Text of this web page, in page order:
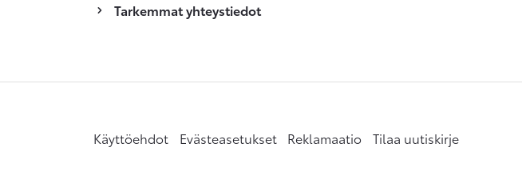
Tarkemmat yhteystiedot
Käyttöehdot Evästeasetukset Reklamaatio Tilaa uutiskirje